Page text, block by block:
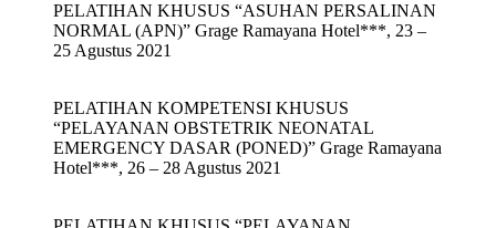
PELATIHAN KHUSUS “ASUHAN PERSALINAN
NORMAL (APN)” Grage Ramayana Hotel***, 23 –
25 Agustus 2021
PELATIHAN KOMPETENSI KHUSUS
“PELAYANAN OBSTETRIK NEONATAL
EMERGENCY DASAR (PONED)” Grage Ramayana
Hotel***, 26 – 28 Agustus 2021